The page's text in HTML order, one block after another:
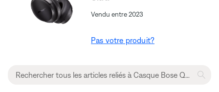
Vendu entre 2023
Pas votre produit?